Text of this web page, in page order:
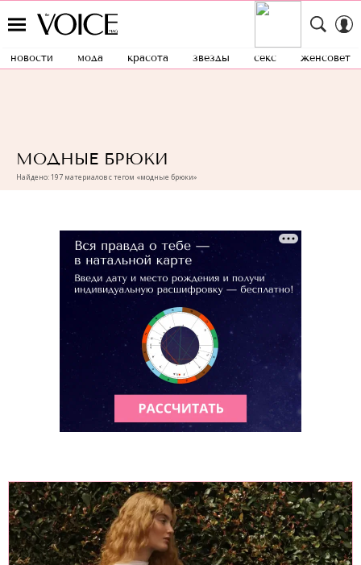
новости мода красота звезды секс женсовет
МОДНЫЕ БРЮКИ
Найдено: 197 материалов с тегом «модные брюки»